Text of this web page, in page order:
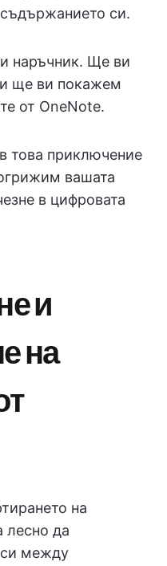
съдържанието си.
наръчник. Ще ви
ще ви покажем
от OneNote.
това приключение
вашата
в цифровата
и
на
на
лесно да
си между